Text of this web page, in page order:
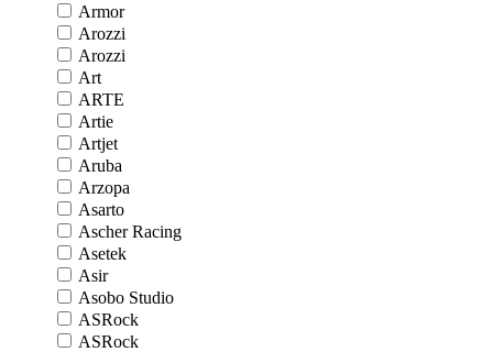
Armor
Arozzi
Arozzi
Art
ARTE
Artie
Artjet
Aruba
Arzopa
Asarto
Ascher Racing
Asetek
Asir
Asobo Studio
ASRock
ASRock